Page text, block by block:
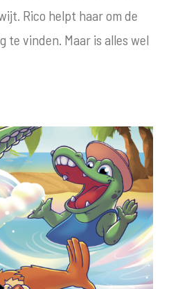
Rico helpt haar om de
te vinden. Maar is alles wel